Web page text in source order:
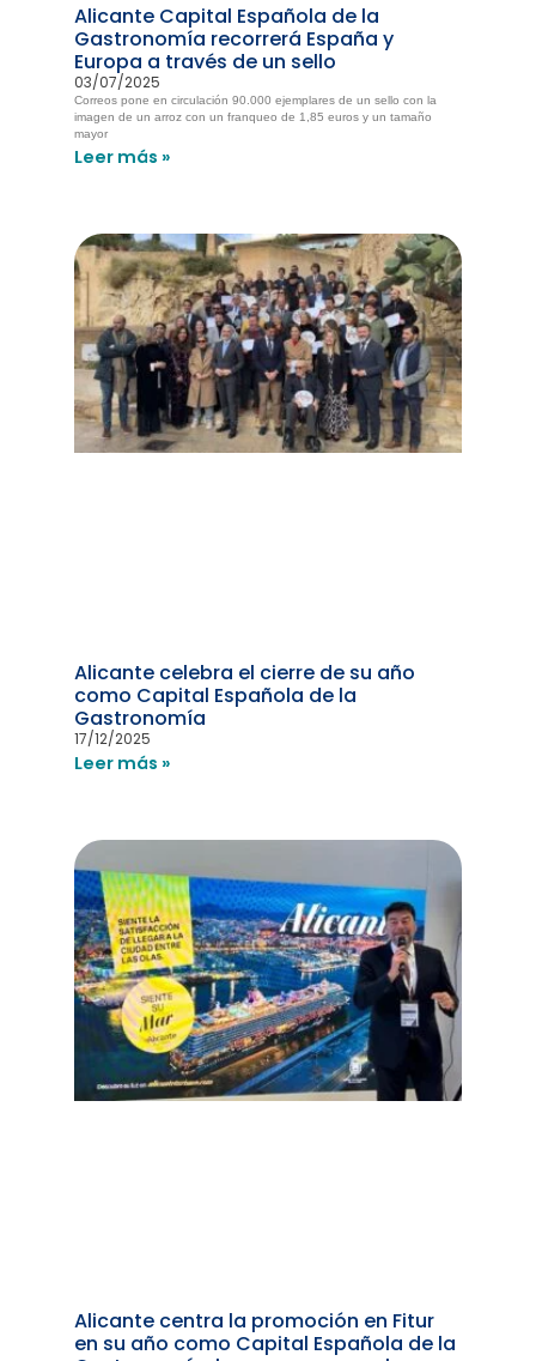
Alicante Capital Española de la
Gastronomía recorrerá España y
Europa a través de un sello
03/07/2025
Correos pone en circulación 90.000 ejemplares de un sello con la
imagen de un arroz con un franqueo de 1,85 euros y un tamaño
mayor
Leer más »
Alicante celebra el cierre de su año
como Capital Española de la
Gastronomía
17/12/2025
Leer más »
Alicante centra la promoción en Fitur
en su año como Capital Española de la